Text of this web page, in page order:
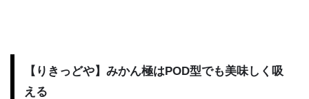
【りきっどや】みかん極はPOD型でも美味しく吸
える